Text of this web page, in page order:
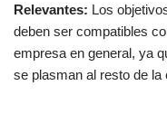
Relevantes: Los
deben ser compatibles
empresa en general, ya
se plasman al resto de la